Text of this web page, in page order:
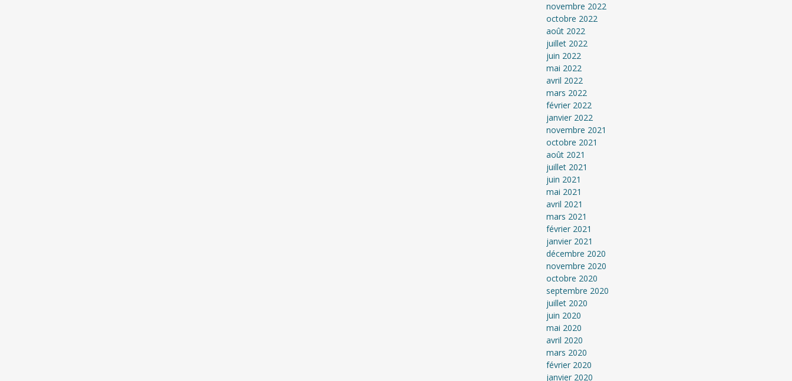
novembre 2022
octobre 2022
août 2022
juillet 2022
juin 2022
mai 2022
avril 2022
mars 2022
février 2022
janvier 2022
novembre 2021
octobre 2021
août 2021
juillet 2021
juin 2021
mai 2021
avril 2021
mars 2021
février 2021
janvier 2021
décembre 2020
novembre 2020
octobre 2020
septembre 2020
juillet 2020
juin 2020
mai 2020
avril 2020
mars 2020
février 2020
janvier 2020